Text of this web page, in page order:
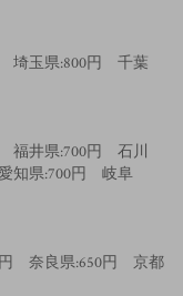
埼玉県:800円 千葉
福井県:700円 石川
知県:700円 岐阜
奈良県:650円 京都